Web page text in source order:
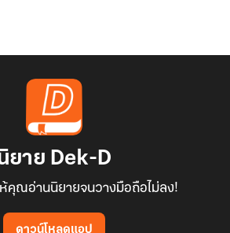
ยาย Dek-D
คุณอ่านนิยายจนวางมือถือไม่ลง!
ดาวน์โหลดแอป